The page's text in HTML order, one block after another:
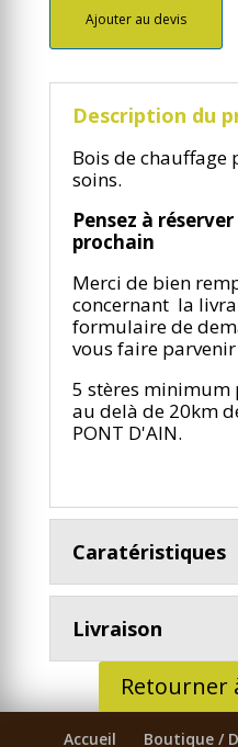
Ajouter au devis
Description du
Bois de
soins.
Pensez à
prochain
Merci de bien
concernant la
formulaire de
vous faire
5 stères
au delà de 20km
PONT D'AIN.
Caratéristiques
Livraison
Retourner
Accueil Boutique /